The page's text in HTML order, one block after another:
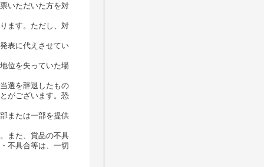
いただいた方を対
ます。ただし、対
表に代えさせてい
位を失っていた場
選を辞退したもの
がございます。恐
または一部を提供
また、賞品の不具
不具合等は、一切